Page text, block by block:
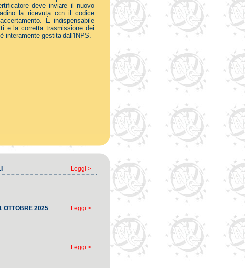
deve inviare il nuovo
la ricevuta con il codice
È indispensabile
e la corretta trasmissione dei
interamente gestita dall'INPS.
Leggi >
OTTOBRE 2025 Leggi >
Leggi >